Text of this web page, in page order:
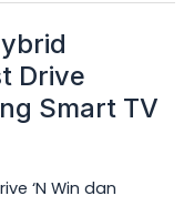
Drive
Smart TV
‘N Win dan